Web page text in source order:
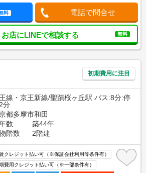
料 電話で問合せ
お店にLINEで相談する 無料
初期費用に注目
線・京王新線/聖蹟桜ヶ丘駅 バス:8分:停
分
都多摩市和田
数
築44年
階数
2階建
クレジット払い可（※保証会社利用等条件有）
費用クレジット払い可（※一部条件有）